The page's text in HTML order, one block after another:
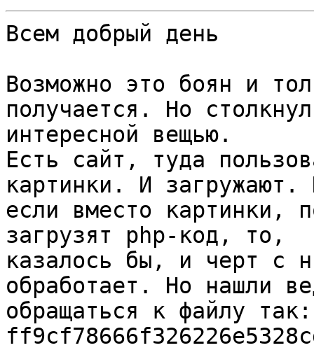
Всем добрый день
Возможно это боян и
получается. Но
интересной вещью.
Есть сайт, туда
картинки. И загружают.
если вместо картинки,
загрузят php-код, то,
казалось бы, и черт с
обработает. Но нашли
обращаться к файлу так: